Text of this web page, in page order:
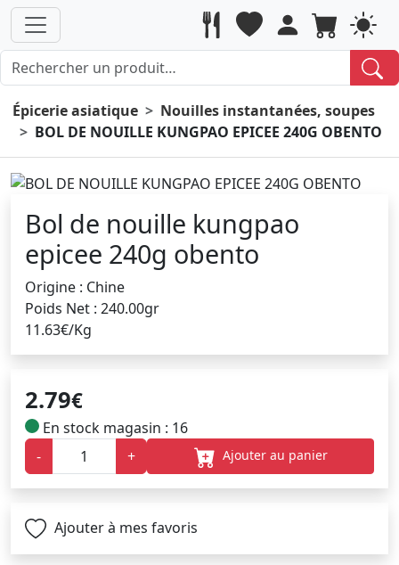
Épicerie asiatique
Nouilles instantanées, soupes
BOL DE NOUILLE KUNGPAO EPICEE 240G OBENTO
Bol de nouille kungpao
epicee 240g obento
Origine : Chine
Poids Net : 240.00gr
11.63€/Kg
2.79€
En stock magasin : 16
-
+ Ajouter au panier
Ajouter à mes favoris